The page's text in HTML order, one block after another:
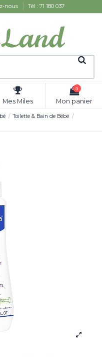
nous Tél : 71 180 037
Mes Miles
0
Mon panier
Toilette & Bain de Bébé